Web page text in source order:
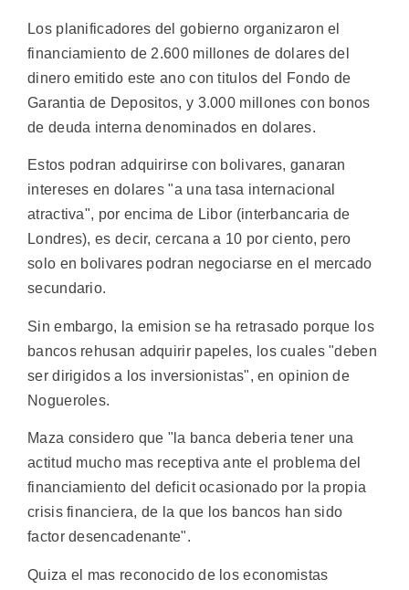
Los planificadores del gobierno organizaron el
financiamiento de 2.600 millones de dolares del
dinero emitido este ano con titulos del Fondo de
Garantia de Depositos, y 3.000 millones con bonos
de deuda interna denominados en dolares.
Estos podran adquirirse con bolivares, ganaran
intereses en dolares "a una tasa internacional
atractiva", por encima de Libor (interbancaria de
Londres), es decir, cercana a 10 por ciento, pero
solo en bolivares podran negociarse en el mercado
secundario.
Sin embargo, la emision se ha retrasado porque los
bancos rehusan adquirir papeles, los cuales "deben
ser dirigidos a los inversionistas", en opinion de
Nogueroles.
Maza considero que "la banca deberia tener una
actitud mucho mas receptiva ante el problema del
financiamiento del deficit ocasionado por la propia
crisis financiera, de la que los bancos han sido
factor desencadenante".
Quiza el mas reconocido de los economistas